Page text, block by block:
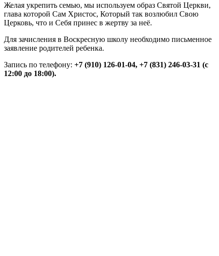
Желая укрепить семью, мы используем образ Святой Церкви,
глава которой Сам Христос, Который так возлюбил Свою
Церковь, что и Себя принес в жертву за неё.
Для зачисления в Воскресную школу необходимо письменное
заявление родителей ребенка.
Запись по телефону: +7 (910) 126-01-04, +7 (831) 246-03-31 (с
12:00 до 18:00).